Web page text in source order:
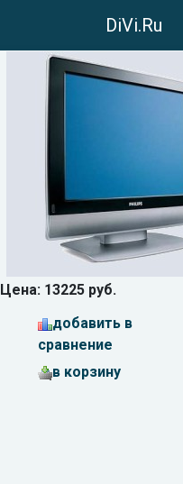
DiVi.Ru
Цена: 13225 руб.
добавить в
сравнение
в корзину